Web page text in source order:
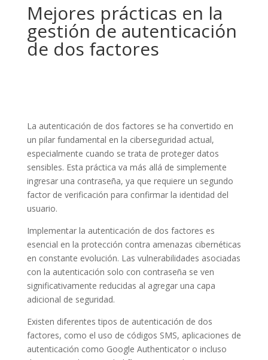
Mejores prácticas en la
gestión de autenticación
de dos factores
La autenticación de dos factores se ha convertido en
un pilar fundamental en la ciberseguridad actual,
especialmente cuando se trata de proteger datos
sensibles. Esta práctica va más allá de simplemente
ingresar una contraseña, ya que requiere un segundo
factor de verificación para confirmar la identidad del
usuario.
Implementar la autenticación de dos factores es
esencial en la protección contra amenazas cibernéticas
en constante evolución. Las vulnerabilidades asociadas
con la autenticación solo con contraseña se ven
significativamente reducidas al agregar una capa
adicional de seguridad.
Existen diferentes tipos de autenticación de dos
factores, como el uso de códigos SMS, aplicaciones de
autenticación como Google Authenticator o incluso